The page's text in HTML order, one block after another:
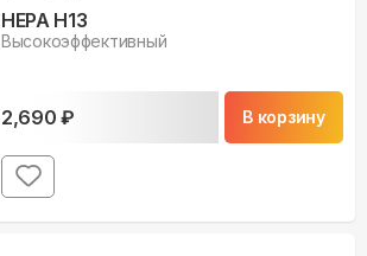
HEPA H13
Высокоэффективный
2,690 ₽ В корзину